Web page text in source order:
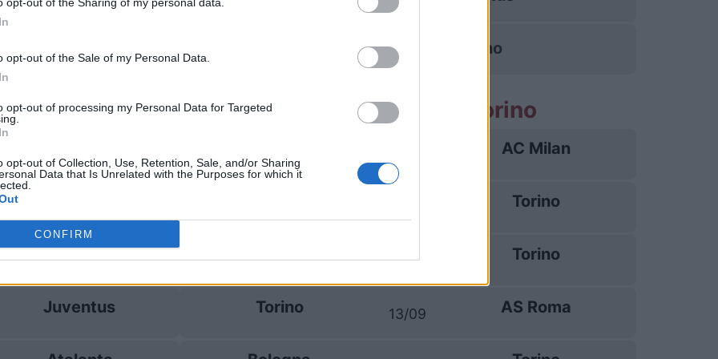
opt-out of the Sale of my Personal Data.
opt-out of processing my Personal Data for Targeted
opt-out of Collection, Use, Retention, Sale, and/or Sharing
Data that Is Unrelated with the Purposes for which it
CONFIRM
Torino
AC Milan
Juventus
Prossime partite Torino
AC Milan
Torino
05/09 Torino
Torino 13/09 AS Roma